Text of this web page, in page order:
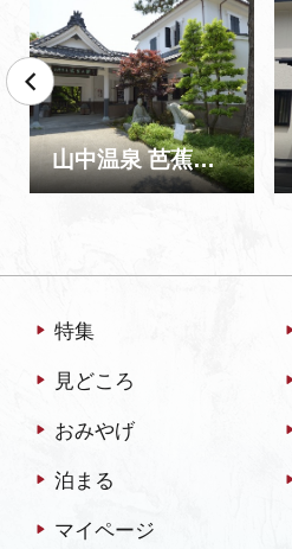
山中温泉 芭蕉の館
特集
見どころ
おみやげ
泊まる
マイページ